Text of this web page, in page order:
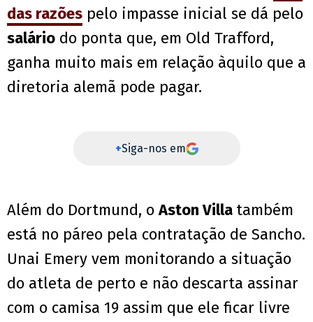
das razões pelo impasse inicial se dá pelo
salário do ponta que, em Old Trafford,
ganha muito mais em relação àquilo que a
diretoria alemã pode pagar.
+Siga-nos em
Além do Dortmund, oAston Villa também
está no páreo pela contratação de Sancho.
Unai Emery vem monitorando a situação
do atleta de perto e não descarta assinar
com o camisa 19 assim que ele ficar livre